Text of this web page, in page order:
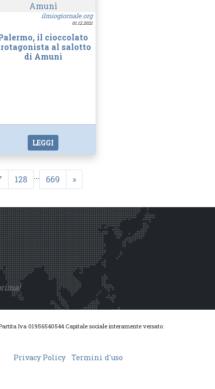
ilmiogiornale.org
01.12.2021
il cioccolato
al salotto
di Amunì
LEGGI
128 ... 669 »
Iva 01956540544 Capitale sociale interamente versato:
Privacy Policy Termini d'uso